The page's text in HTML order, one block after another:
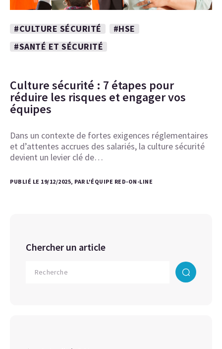
#CULTURE SÉCURITÉ
#HSE
#SANTÉ ET SÉCURITÉ
Culture sécurité : 7 étapes pour
réduire les risques et engager vos
équipes
Dans un contexte de fortes exigences réglementaires
et d’attentes accrues des salariés, la culture sécurité
devient un levier clé de…
PUBLIÉ LE 19/12/2025, PAR L'ÉQUIPE RED-ON-LINE
Chercher un article